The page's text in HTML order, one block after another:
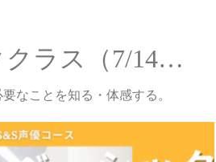
ベーシッククラス（7/14更新）
なことを知る・体感する。